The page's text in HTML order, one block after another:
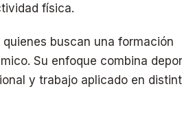
física.
buscan una formación
Su enfoque combina
y trabajo aplicado en